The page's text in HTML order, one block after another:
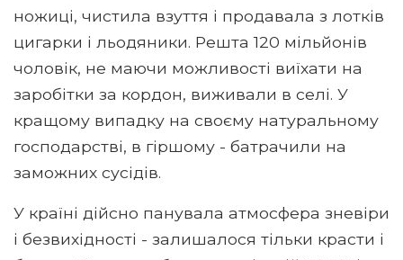
ножиці, чистила взуття і продавала з лотків
цигарки і льодяники. Решта 120 мільйонів
чоловік, не маючи можливості виїхати на
заробітки за кордон, виживали в селі. У
кращому випадку на своєму натуральному
господарстві, в гіршому - батрачили на
заможних сусідів.
У країні дійсно панувала атмосфера зневіри
і безвихідності - залишалося тільки красти і